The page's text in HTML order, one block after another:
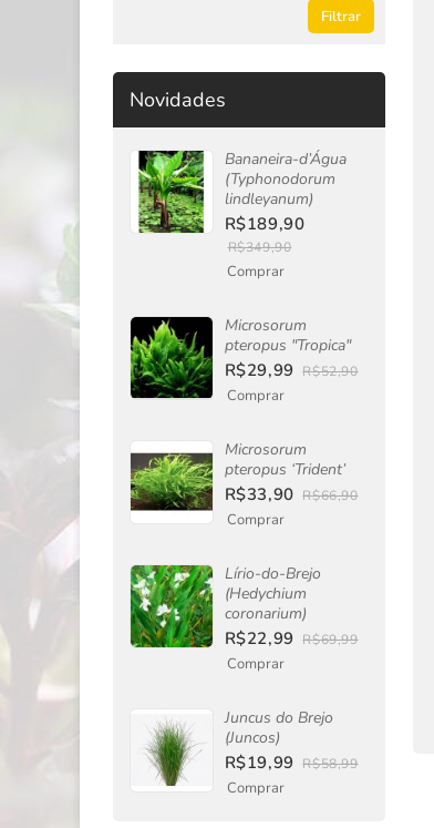
Filtrar
Novidades
Bananeira-d’Água
(Typhonodorum
lindleyanum)
R$189,90
R$349,90
Comprar
Microsorum
pteropus "Tropica"
R$29,99 R$52,90
Comprar
Microsorum
pteropus ‘Trident’
R$33,90 R$66,90
Comprar
Lírio-do-Brejo
(Hedychium
coronarium)
R$22,99 R$69,99
Comprar
Juncus do Brejo
(Juncos)
R$19,99 R$58,99
Comprar